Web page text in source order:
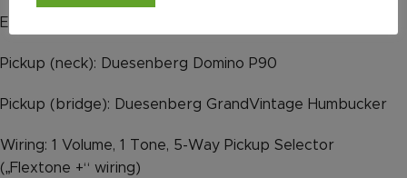
Electrics
Pickup (neck): Duesenberg Domino P90
Pickup (bridge): Duesenberg GrandVintage Humbucker
Wiring: 1 Volume, 1 Tone, 5-Way Pickup Selector
(„Flextone +“ wiring)